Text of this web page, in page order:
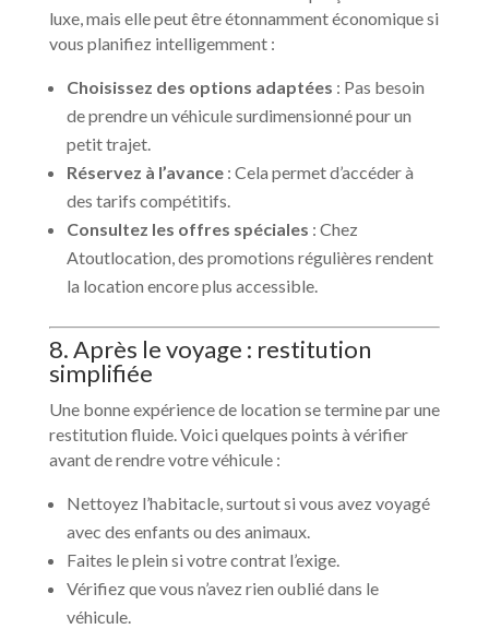
luxe, mais elle peut être étonnamment économique si
vous planifiez intelligemment :
Choisissez des options adaptées : Pas besoin
de prendre un véhicule surdimensionné pour un
petit trajet.
Réservez à l’avance: Cela permet d’accéder à
des tarifs compétitifs.
Consultez les offres spéciales : Chez
Atoutlocation, des promotions régulières rendent
la location encore plus accessible.
8. Après le voyage : restitution
simplifiée
Une bonne expérience de location se termine par une
restitution fluide. Voici quelques points à vérifier
avant de rendre votre véhicule :
Nettoyez l’habitacle, surtout si vous avez voyagé
avec des enfants ou des animaux.
Faites le plein si votre contrat l’exige.
Vérifiez que vous n’avez rien oublié dans le
véhicule.